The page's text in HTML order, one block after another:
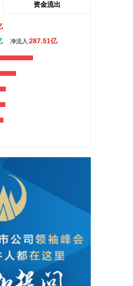
瑞思与证通电子完成浸没
算力机房升级打造可落地
算力卡，适配AI训
高负载工作。本次双方合
优化，研发多机柜并联方
力硬件的适配标准，推动
中微半导体设备（上海）
导体”）华中总部正式落
入运营。中微半导体设备
28日完成注册，注册资本
半导体设备研发，计划建设
薄膜、刻蚀、外延等核心
汉乃至华中地区重点客
苏铌奥光电科技有限公司
资金流出
净流入:287.51亿